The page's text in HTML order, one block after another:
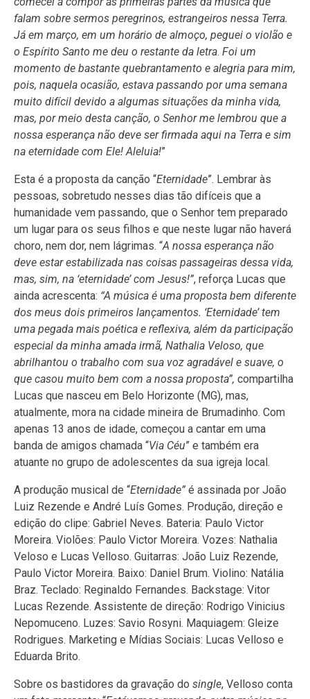
falam sobre sermos peregrinos, estrangeiros nessa Terra.
Já em março, em um horário de almoço, peguei o violão e
o Espírito Santo me deu o restante da letra. Foi um
momento de bastante quebrantamento e alegria para mim,
pois, naquela ocasião, estava passando por uma semana
muito difícil devido a algumas situações da minha vida,
mas, por meio desta canção, o Senhor me lembrou que a
nossa esperança não deve ser firmada aqui na Terra e sim
na eternidade com Ele! Aleluia!”
Esta é a proposta da canção “Eternidade”. Lembrar às
pessoas, sobretudo nesses dias tão difíceis que a
humanidade vem passando, que o Senhor tem preparado
um lugar para os seus filhos e que neste lugar não haverá
choro, nem dor, nem lágrimas. “A nossa esperança não
deve estar estabilizada nas coisas passageiras dessa vida,
mas, sim, na ‘eternidade’ com Jesus!”, reforça Lucas que
ainda acrescenta: “A música é uma proposta bem diferente
dos meus dois primeiros lançamentos. ‘Eternidade’ tem
uma pegada mais poética e reflexiva, além da participação
especial da minha amada irmã, Nathalia Veloso, que
abrilhantou o trabalho com sua voz agradável e suave, o
que casou muito bem com a nossa proposta”, compartilha
Lucas que nasceu em Belo Horizonte (MG), mas,
atualmente, mora na cidade mineira de Brumadinho. Com
apenas 13 anos de idade, começou a cantar em uma
banda de amigos chamada “Via Céu” e também era
atuante no grupo de adolescentes da sua igreja local.
A produção musical de “Eternidade” é assinada por João
Luiz Rezende e André Luís Gomes. Produção, direção e
edição do clipe: Gabriel Neves. Bateria: Paulo Victor
Moreira. Violões: Paulo Victor Moreira. Vozes: Nathalia
Veloso e Lucas Velloso. Guitarras: João Luiz Rezende,
Paulo Victor Moreira. Baixo: Daniel Brum. Violino: Natália
Braz. Teclado: Reginaldo Fernandes. Backstage: Vitor
Lucas Rezende. Assistente de direção: Rodrigo Vinicius
Nepomuceno. Luzes: Savio Rosyni. Maquiagem: Gleize
Rodrigues. Marketing e Mídias Sociais: Lucas Velloso e
Eduarda Brito.
Sobre os bastidores da gravação do single, Velloso conta